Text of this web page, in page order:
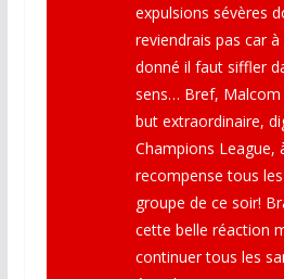
expulsions sévères
reviendrais pas car
donné il faut siffler
sens… Bref,
but extraordinaire,
Champions League,
recompense tous
groupe de ce soir!
cette belle réaction
continuer tous les